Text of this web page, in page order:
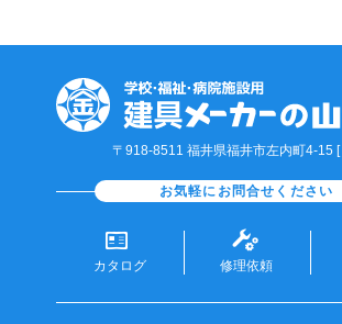
〒918-8511 福井県福井市左内町4-15 [
お気軽にお問合せください
カタログ 修理依頼